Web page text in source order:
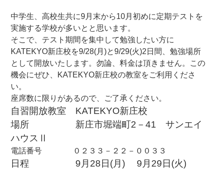
中学生、高校生共に9月末から10月初めに定期テストを
実施する学校が多いとと思います。
そこで、テスト期間を集中して勉強したい方に
KATEKYO新庄校を9/28(月)と9/29(火)2日間、勉強場所
として開放いたします。勿論、料金は頂きません。この
機会にぜひ、KATEKYO新庄校の教室をご利用くださ
い。
座席数に限りがあるので、ご了承ください。
自習開放教室 KATEKYO新庄校
場所 新庄市堀端町2－41 サンエイ
ハウスⅡ
電話番号 ０２３３－２２－００３３
日程 9月28日(月) 9月29日(火)